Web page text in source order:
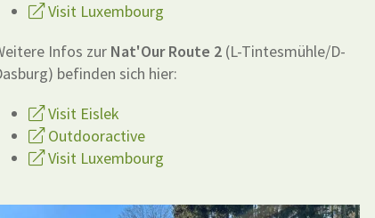
Visit Luxembourg
Infos zur Nat'Our Route 2 (L-Tintesmühle/D-
befinden sich hier:
Visit Eislek
Outdooractive
Visit Luxembourg